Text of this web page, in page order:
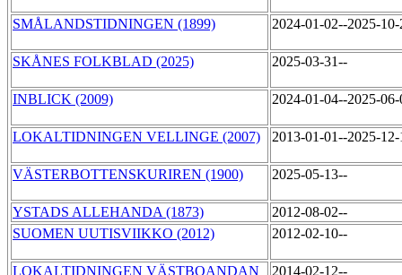
SMÅLANDSTIDNINGEN (1899) 2024-01-02--2025-
SKÅNES FOLKBLAD (2025) 2025-03-31--
INBLICK (2009) 2024-01-04--2025-
LOKALTIDNINGEN VELLINGE (2007) 2013-01-01--2025-
VÄSTERBOTTENSKURIREN (1900) 2025-05-13--
YSTADS ALLEHANDA (1873)
2012-08-02--
SUOMEN UUTISVIIKKO (2012)
2012-02-10--
LOKALTIDNINGEN VÄSTBOANDAN 2014-02-12--